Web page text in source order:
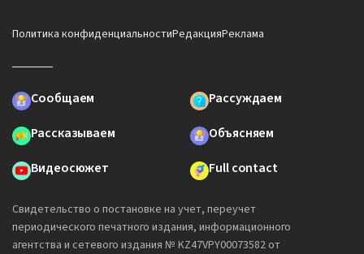
Политика конфиденциальностиРедакцияРеклама
Сообщаем
Рассуждаем
Рассказываем
Объясняем
Видеосюжет
Full contact
Свидетельство о постановке на учет, переучет
периодического печатного издания, информационного
агентства и сетевого издания № KZ47VPY00073582 от